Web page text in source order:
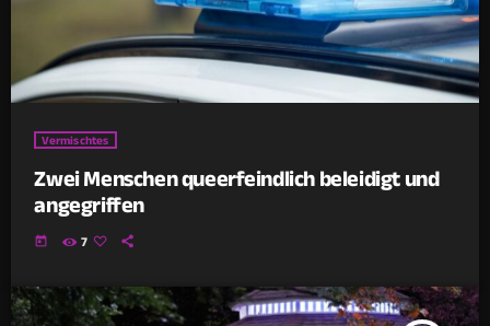
Vermischtes
Zwei Menschen queerfeindlich beleidigt und
angegriffen
today 7